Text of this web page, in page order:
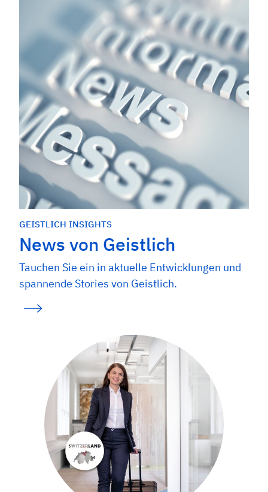
GEISTLICH INSIGHTS
News von Geistlich
Tauchen Sie ein in aktuelle Entwicklungen und
spannende Stories von Geistlich.